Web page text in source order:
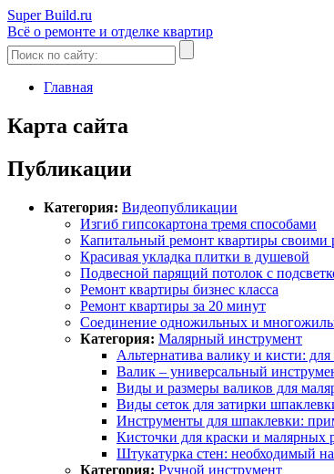
Super Build.ru
Всё о ремонте и отделке квартир
Главная
Карта сайта
Публикации
Категория: Видеопубликации
Изгиб гипсокартона тремя способами
Капитальный ремонт квартиры своими
Красивая укладка плитки в душевой
Подвесной парящий потолок с
Ремонт квартиры бизнес класса
Ремонт квартиры за 20 минут
Соединение одножильных и
Категория: Малярный инструмент
Альтернатива валику и кисти:
Валик – универсальный
Виды и размеры валиков для
Виды сеток для затирки
Инструменты для шпаклевки:
Кисточки для краски и малярных
Штукатурка стен: необходимый
Категория: Ручной инструмент